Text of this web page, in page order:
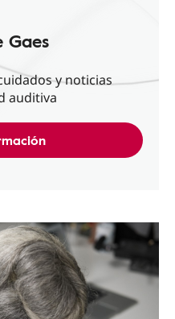
Gaes
y noticias
auditiva